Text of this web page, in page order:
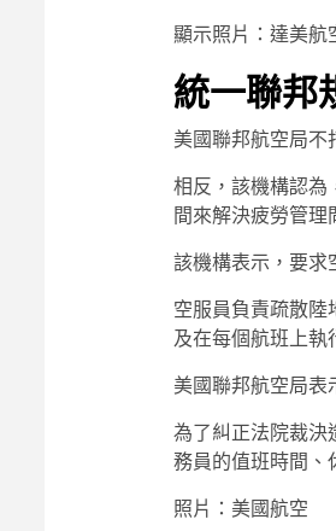
顯示照片：達美航
統一聯邦
美國聯邦航空局不
相反，該機構認為
間來解決疲勞管理
該機構表示，要求
空服員負責疏散陸
及在每個航班上執
美國聯邦航空局表
為了糾正法院裁決
務員的值班時間、
照片：美國航空